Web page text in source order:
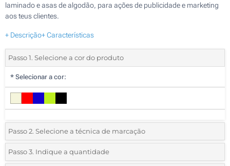
laminado e asas de algodão, para ações de publicidade e marketing
aos teus clientes.
+ Descrição+ Características
Passo 1. Selecione a cor do produto
* Selecionar a cor:
Passo 2. Selecione a técnica de marcação
*Selecione o tipo de marcação e as cores do logotipo:
Passo 3. Indique a quantidade